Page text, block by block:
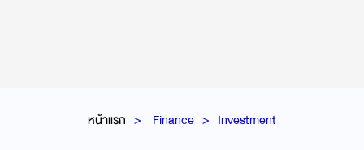
หน้าแรก Finance Investment